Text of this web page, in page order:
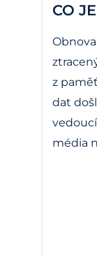
CO
z
dat
média